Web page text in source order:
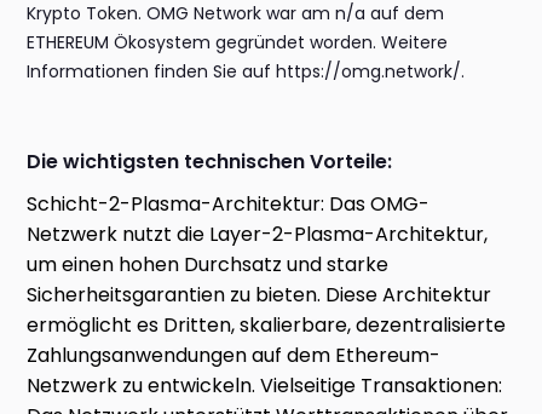
Krypto Token. OMG Network war am n/a auf dem
ETHEREUM Ökosystem gegründet worden. Weitere
Informationen finden Sie auf https://omg.network/.
Die wichtigsten technischen Vorteile:
Schicht-2-Plasma-Architektur: Das OMG-
Netzwerk nutzt die Layer-2-Plasma-Architektur,
um einen hohen Durchsatz und starke
Sicherheitsgarantien zu bieten. Diese Architektur
ermöglicht es Dritten, skalierbare, dezentralisierte
Zahlungsanwendungen auf dem Ethereum-
Netzwerk zu entwickeln. Vielseitige Transaktionen: